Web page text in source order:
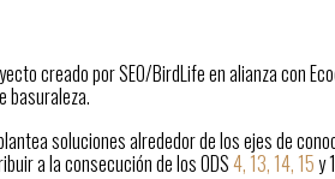
creado por SEO/BirdLife en alianza con
basuraleza.
soluciones alrededor de los ejes de
a la consecución de los ODS4, 13, 14, 15y